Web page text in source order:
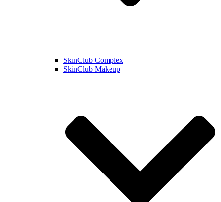
SkinClub Complex
SkinClub Makeup